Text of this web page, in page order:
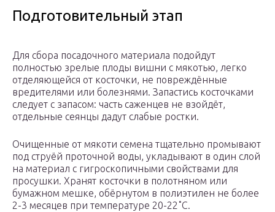
Подготовительный этап
Для сбора посадочного материала подойдут
полностью зрелые плоды вишни с мякотью, легко
отделяющейся от косточки, не повреждённые
вредителями или болезнями. Запастись косточками
следует с запасом: часть саженцев не взойдёт,
отдельные сеянцы дадут слабые ростки.
Очищенные от мякоти семена тщательно промывают
под струёй проточной воды, укладывают в один слой
на материал с гигроскопичными свойствами для
просушки. Хранят косточки в полотняном или
бумажном мешке, обёрнутом в полиэтилен не более
2-3 месяцев при температуре 20-22˚С.